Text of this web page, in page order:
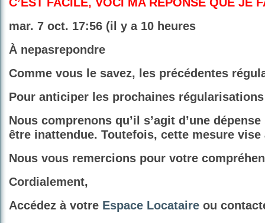
mar. 7 oct. 17:56 (il y a 10 heures
À nepasrepondre
Comme vous le savez, les précédentes
Pour anticiper les prochaines
Nous comprenons qu’il s’agit d’une
être inattendue. Toutefois, cette mesure
Nous vous remercions pour votre
Cordialement,
Accédez à votre Espace Locataire ou